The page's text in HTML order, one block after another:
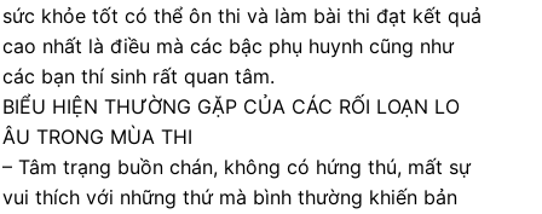
sức khỏe tốt có thể ôn thi và làm bài thi đạt kết quả
cao nhất là điều mà các bậc phụ huynh cũng như
các bạn thí sinh rất quan tâm.
BIỂU HIỆN THƯỜNG GẶP CỦA CÁC RỐI LOẠN LO
ÂU TRONG MÙA THI
– Tâm trạng buồn chán, không có hứng thú, mất sự
vui thích với những thứ mà bình thường khiến bản